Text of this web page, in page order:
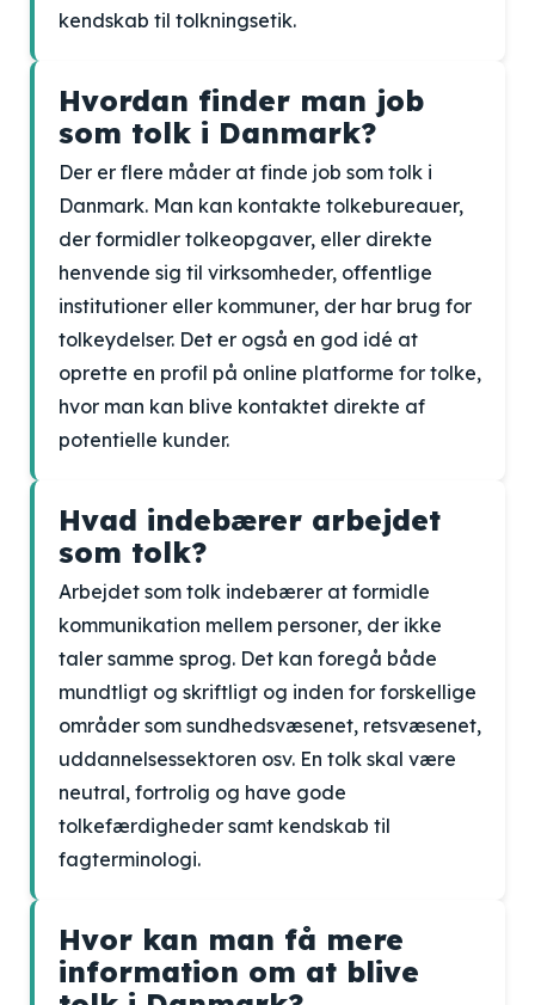
kendskab til tolkningsetik.
Hvordan finder man job
som tolk i Danmark?
Der er flere måder at finde job som tolk i
Danmark. Man kan kontakte tolkebureauer,
der formidler tolkeopgaver, eller direkte
henvende sig til virksomheder, offentlige
institutioner eller kommuner, der har brug for
tolkeydelser. Det er også en god idé at
oprette en profil på online platforme for tolke,
hvor man kan blive kontaktet direkte af
potentielle kunder.
Hvad indebærer arbejdet
som tolk?
Arbejdet som tolk indebærer at formidle
kommunikation mellem personer, der ikke
taler samme sprog. Det kan foregå både
mundtligt og skriftligt og inden for forskellige
områder som sundhedsvæsenet, retsvæsenet,
uddannelsessektoren osv. En tolk skal være
neutral, fortrolig og have gode
tolkefærdigheder samt kendskab til
fagterminologi.
Hvor kan man få mere
information om at blive